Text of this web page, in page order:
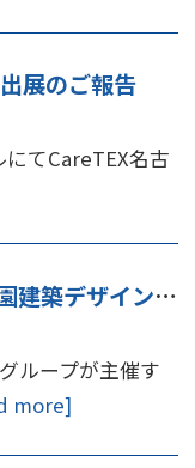
展のご報告
てCareTEX名古
第８回未来こども園建築デザインコンペ 表彰
ループが主催す
more]